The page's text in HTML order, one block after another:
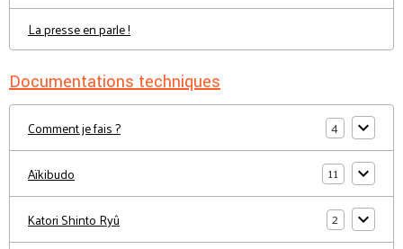
La presse en parle !
Documentations techniques
Comment je fais ? 4
Aïkibudo 11
Katori Shinto Ryû 2